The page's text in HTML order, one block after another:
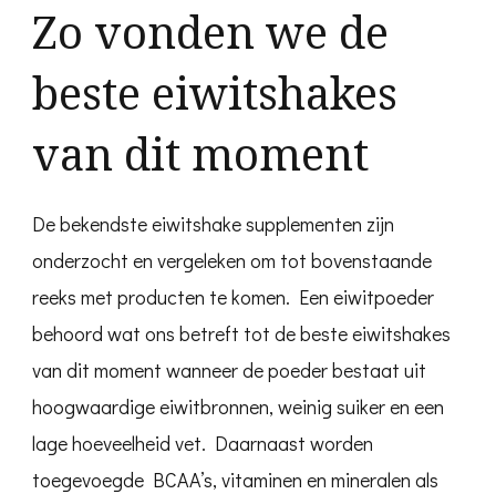
Zo vonden we de
beste eiwitshakes
van dit moment
De bekendste eiwitshake supplementen zijn
onderzocht en vergeleken om tot bovenstaande
reeks met producten te komen. Een eiwitpoeder
behoord wat ons betreft tot de beste eiwitshakes
van dit moment wanneer de poeder bestaat uit
hoogwaardige eiwitbronnen, weinig suiker en een
lage hoeveelheid vet. Daarnaast worden
toegevoegde BCAA’s, vitaminen en mineralen als